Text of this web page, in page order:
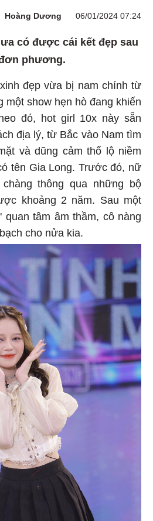
Hoàng Dương 06/01/2024 07:24
có được cái kết đẹp sau
phương.
đẹp vừa bị nam chính từ
một show hẹn hò đang khiến
đó, hot girl 10x này sẵn
địa lý, từ Bắc vào Nam tìm
và dũng cảm thổ lộ niềm
tên Gia Long. Trước đó, nữ
thông qua những bộ
khoảng 2 năm. Sau một
quan tâm âm thầm, cô nàng
cho nửa kia.